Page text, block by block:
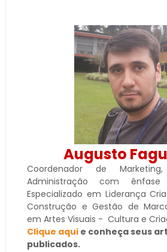
Augusto
Coordenador de
Administração com
Especializado em Liderança
Construção e Gestão de
em Artes Visuais - Cultura e
Clique aquie conheça seus
publicados.